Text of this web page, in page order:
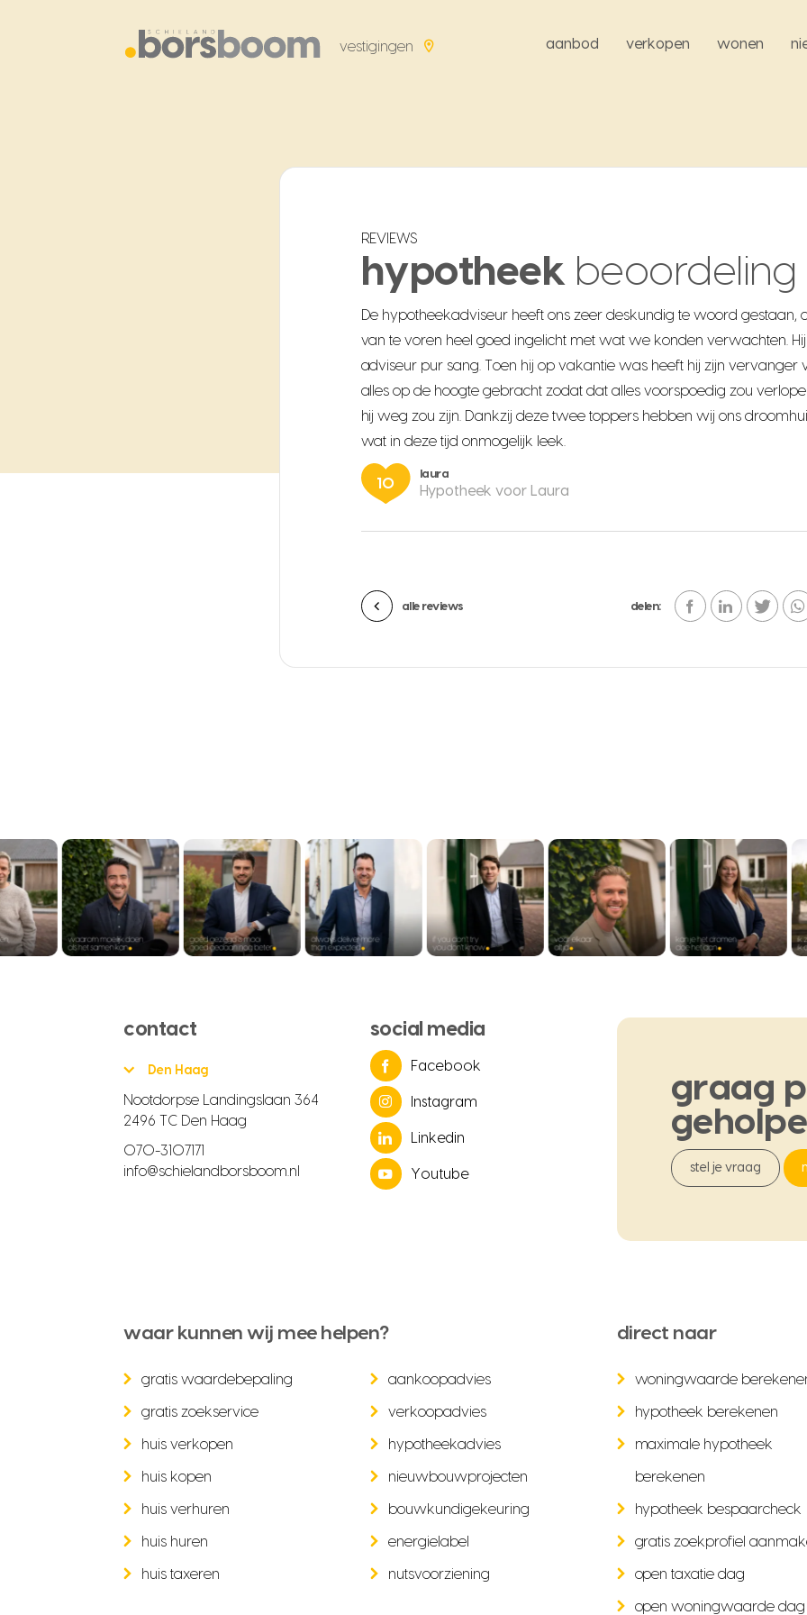
vestigingen aanbod verkopen wonen
REVIEWS
hypotheekbeoordeling
De hypotheekadviseur heeft ons zeer deskundig te woord gestaan,
van te voren heel goed ingelicht met wat we konden verwachten. Hij
adviseur pur sang. Toen hij op vakantie was heeft hij zijn vervanger
alles op de hoogte gebracht zodat dat alles voorspoedig zou
hij weg zou zijn. Dankzij deze twee toppers hebben wij ons
wat in deze tijd onmogelijk leek.
10
laura
Hypotheek voor Laura
delen:
alle reviews
contact
Den Haag
Nootdorpse Landingslaan 364
2496 TC Den Haag
070-3107171
info@schielandborsboom.nl
social media
Facebook
Instagram
Linkedin
Youtube
graag
stel je vraag
waar kunnen wij mee helpen?
gratis waardebepaling
gratis zoekservice
huis verkopen
huis kopen
huis verhuren
huis huren
huis taxeren
aankoopadvies
verkoopadvies
hypotheekadvies
nieuwbouwprojecten
bouwkundigekeuring
energielabel
nutsvoorziening
direct naar
woningwaarde
hypotheek berekenen
maximale hypotheek
berekenen
hypotheek bespaarcheck
gratis zoekprofiel
open taxatie dag
open woningwaarde dag